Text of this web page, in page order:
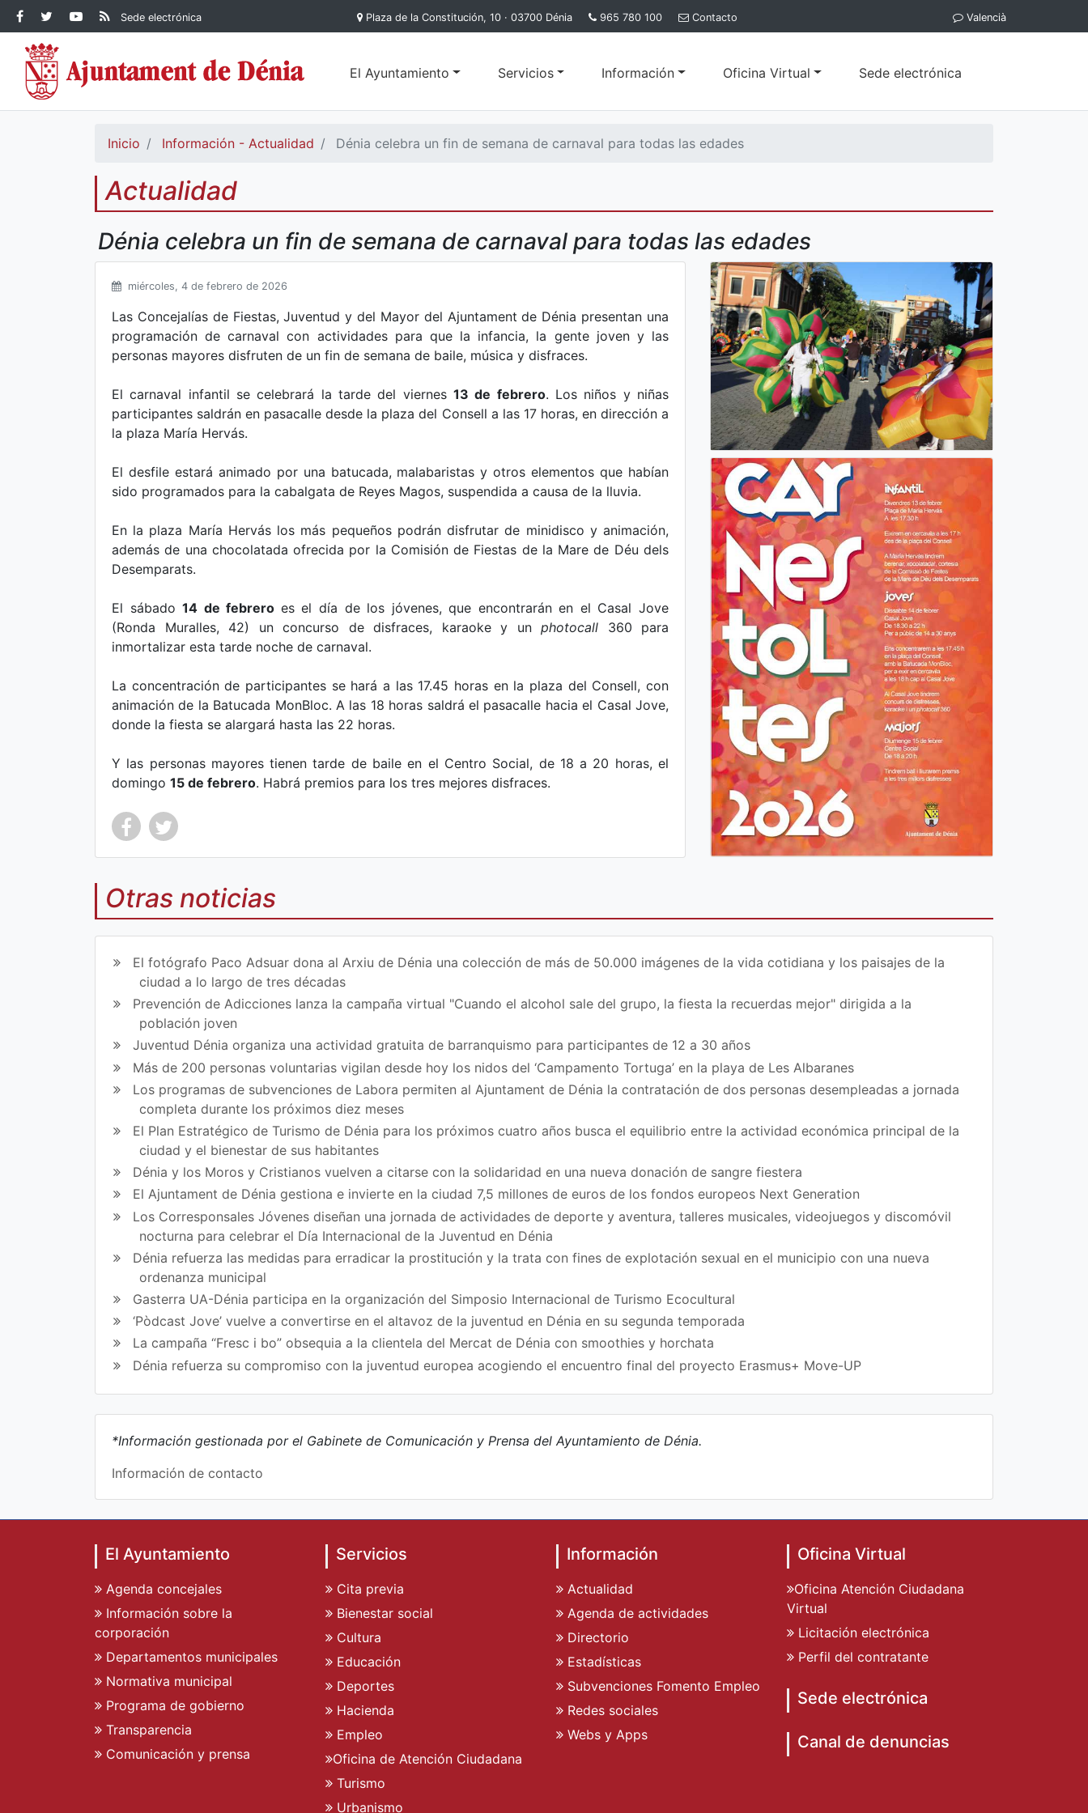
Contenido principal
Facebook Ayuntamiento de
Dénia
Ayuntamiento de Dénia
YouTube
Ayuntamiento de
RSS Actualidad
Ayuntamiento de
Sede electrónica Plaza de la Constitución, 10 · 03700 Dénia 965 780 100 Contacto Valencià
El Ayuntamiento Servicios Información Oficina Virtual Sede electrónica
Inicio Información - Actualidad Dénia celebra un fin de semana de carnaval para todas las edades
Actualidad
Dénia celebra un fin de semana de carnaval para todas las edades
miércoles, 4 de febrero de 2026
Las Concejalías de Fiestas, Juventud y del Mayor del Ajuntament de Dénia presentan una
programación de carnaval con actividades para que la infancia, la gente joven y las
personas mayores disfruten de un fin de semana de baile, música y disfraces.
El carnaval infantil se celebrará la tarde del viernes 13 de febrero. Los niños y niñas
participantes saldrán en pasacalle desde la plaza del Consell a las 17 horas, en dirección a
la plaza María Hervás.
El desfile estará animado por una batucada, malabaristas y otros elementos que habían
sido programados para la cabalgata de Reyes Magos, suspendida a causa de la lluvia.
En la plaza María Hervás los más pequeños podrán disfrutar de minidisco y animación,
además de una chocolatada ofrecida por la Comisión de Fiestas de la Mare de Déu dels
Desemparats.
El sábado14 de febrero es el día de los jóvenes, que encontrarán en el Casal Jove
(Ronda Muralles, 42) un concurso de disfraces, karaoke y un photocall 360 para
inmortalizar esta tarde noche de carnaval.
La concentración de participantes se hará a las 17.45 horas en la plaza del Consell, con
animación de la Batucada MonBloc. A las 18 horas saldrá el pasacalle hacia el Casal Jove,
donde la fiesta se alargará hasta las 22 horas.
Y las personas mayores tienen tarde de baile en el Centro Social, de 18 a 20 horas, el
domingo 15 de febrero. Habrá premios para los tres mejores disfraces.
Co
mp
art
ir
en
Fa
ce
bo
ok
Co
mp
art
ir
en
Tw
itt
er
Otras noticias
El fotógrafo Paco Adsuar dona al Arxiu de Dénia una colección de más de 50.000 imágenes de la vida cotidiana y los paisajes de la
ciudad a lo largo de tres décadas
Prevención de Adicciones lanza la campaña virtual "Cuando el alcohol sale del grupo, la fiesta la recuerdas mejor" dirigida a la
población joven
Juventud Dénia organiza una actividad gratuita de barranquismo para participantes de 12 a 30 años
Más de 200 personas voluntarias vigilan desde hoy los nidos del ‘Campamento Tortuga’ en la playa de Les Albaranes
Los programas de subvenciones de Labora permiten al Ajuntament de Dénia la contratación de dos personas desempleadas a jornada
completa durante los próximos diez meses
El Plan Estratégico de Turismo de Dénia para los próximos cuatro años busca el equilibrio entre la actividad económica principal de la
ciudad y el bienestar de sus habitantes
Dénia y los Moros y Cristianos vuelven a citarse con la solidaridad en una nueva donación de sangre fiestera
El Ajuntament de Dénia gestiona e invierte en la ciudad 7,5 millones de euros de los fondos europeos Next Generation
Los Corresponsales Jóvenes diseñan una jornada de actividades de deporte y aventura, talleres musicales, videojuegos y discomóvil
nocturna para celebrar el Día Internacional de la Juventud en Dénia
Dénia refuerza las medidas para erradicar la prostitución y la trata con fines de explotación sexual en el municipio con una nueva
ordenanza municipal
Gasterra UA-Dénia participa en la organización del Simposio Internacional de Turismo Ecocultural
‘Pòdcast Jove’ vuelve a convertirse en el altavoz de la juventud en Dénia en su segunda temporada
La campaña “Fresc i bo” obsequia a la clientela del Mercat de Dénia con smoothies y horchata
Dénia refuerza su compromiso con la juventud europea acogiendo el encuentro final del proyecto Erasmus+ Move-UP
*Información gestionada por el Gabinete de Comunicación y Prensa del Ayuntamiento de Dénia.
Información de contacto
El Ayuntamiento
Agenda concejales
Información sobre la
corporación
Departamentos municipales
Normativa municipal
Programa de gobierno
Transparencia
Comunicación y prensa
Servicios
Cita previa
Bienestar social
Cultura
Educación
Deportes
Hacienda
Empleo
Oficina de Atención Ciudadana
Turismo
Urbanismo
Información
Actualidad
Agenda de actividades
Directorio
Estadísticas
Subvenciones Fomento Empleo
Redes sociales
Webs y Apps
Oficina Virtual
Oficina Atención Ciudadana
Virtual
Licitación electrónica
Perfil del contratante
Sede electrónica
Canal de denuncias